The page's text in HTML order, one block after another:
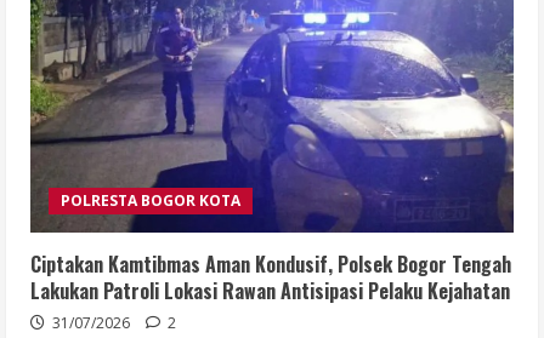
POLRESTA BOGOR KOTA
Ciptakan Kamtibmas Aman Kondusif, Polsek Bogor Tengah
Lakukan Patroli Lokasi Rawan Antisipasi Pelaku Kejahatan
31/07/2026 2